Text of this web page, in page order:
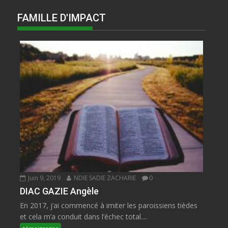
FAMILLE D'IMPACT
Juin 9, 2019 NDIE SADIE ZACHARIE 0
DIAC GAZIE Angèle
En 2017, j’ai commencé à imiter les paroissiens tièdes
et cela m’a conduit dans l’échec total....